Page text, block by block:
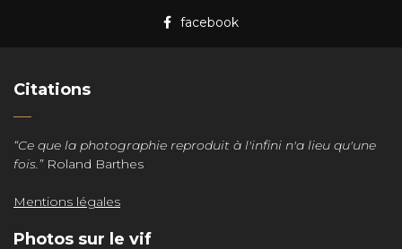
facebook
Citations
“Ce que la photographie reproduit à l'infini n'a lieu qu'une
fois.” Roland Barthes
Mentions légales
Photos sur le vif